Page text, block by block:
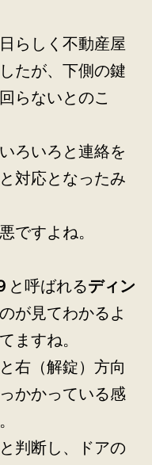
らしく不動産屋
たが、下側の鍵
らないとのこ
ろいろと連絡を
対応となったみ
ですよね。
と呼ばれるディン
が見てわかるよ
ますね。
右（解錠）方向
かかっている感
判断し、ドアの